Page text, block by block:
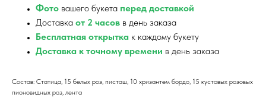
Фото вашего букета перед доставкой
Доставка от 2 часов в день заказа
Бесплатная открытка к каждому букету
Доставка к точному времени в день заказа
Состав: Статица, 15 белых роз, писташ, 10 хризантем бордо, 15 кустовых розовых
пионовидных роз, лента